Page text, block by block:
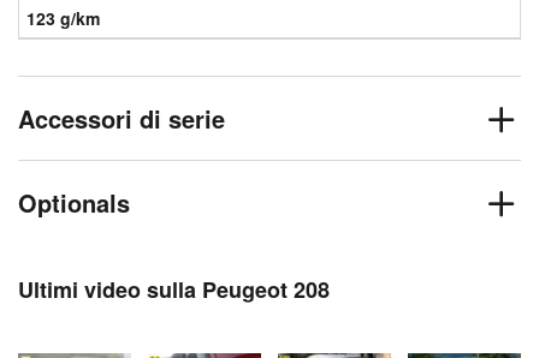
123 g/km
Accessori di serie
Optionals
Ultimi video sulla Peugeot 208